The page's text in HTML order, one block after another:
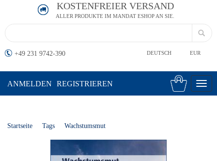
KOSTENFREIER VERSAND
ALLER PRODUKTE IM MANDAT ESHOP AN SIE.
+49 231 9742-390 DEUTSCH EUR
ANMELDEN REGISTRIEREN
Startseite Tags Wachstumsmut